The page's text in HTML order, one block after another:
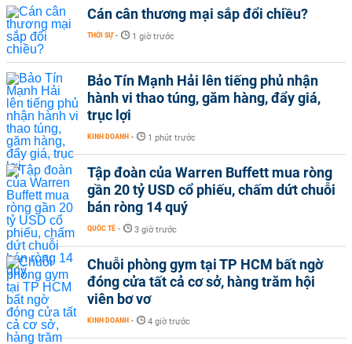
Cán cân thương mại sắp đổi chiều?
THỜI SỰ - 1 giờ trước
Bảo Tín Mạnh Hải lên tiếng phủ nhận
hành vi thao túng, găm hàng, đẩy giá,
trục lợi
KINH DOANH - 1 phút trước
Tập đoàn của Warren Buffett mua ròng
gần 20 tỷ USD cổ phiếu, chấm dứt chuỗi
bán ròng 14 quý
QUỐC TẾ - 3 giờ trước
Chuỗi phòng gym tại TP HCM bất ngờ
đóng cửa tất cả cơ sở, hàng trăm hội
viên bơ vơ
KINH DOANH - 4 giờ trước